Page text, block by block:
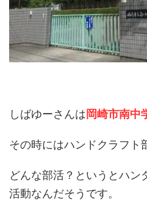
しばゆーさんは岡崎市南中
その時にはハンドクラフト
どんな部活？というとハン
活動なんだそうです。